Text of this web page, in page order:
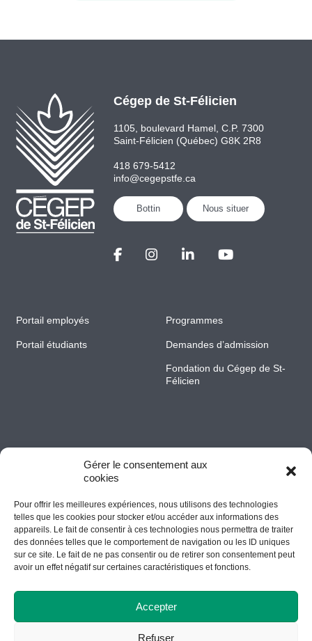
Gérer le consentement aux
cookies
Pour offrir les meilleures expériences, nous utilisons des technologies
telles que les cookies pour stocker et/ou accéder aux informations des
appareils. Le fait de consentir à ces technologies nous permettra de traiter
des données telles que le comportement de navigation ou les ID uniques
sur ce site. Le fait de ne pas consentir ou de retirer son consentement peut
avoir un effet négatif sur certaines caractéristiques et fonctions.
Accepter
Refuser
Cégep de St-Félicien
1105, boulevard Hamel, C.P. 7300
Saint-Félicien (Québec) G8K 2R8
418 679-5412
info@cegepstfe.ca
Bottin Nous situer
Portail employés
Portail étudiants
Programmes
Demandes d’admission
Fondation du Cégep de St-
Félicien
© Tous droits réservés Cégep de St-Félicien // Conception Web
Accessibilité